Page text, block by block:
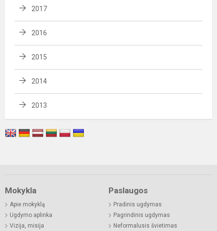
2017
2016
2015
2014
2013
Mokykla
Apie mokyklą
Ugdymo aplinka
Vizija, misija
Paslaugos
Pradinis ugdymas
Pagrindinis ugdymas
Neformalusis švietimas